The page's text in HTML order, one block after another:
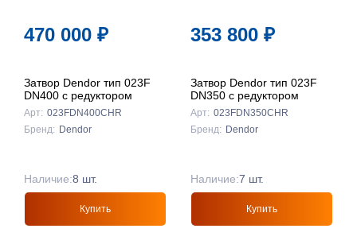
470 000 ₽
Затвор Dendor тип 023F
DN400 с редуктором
Арт: 023FDN400CHR
Бренд: Dendor
Наличие:8 шт.
Купить
353 800 ₽
Затвор Dendor тип 023F
DN350 с редуктором
Арт: 023FDN350CHR
Бренд: Dendor
Наличие:7 шт.
Купить